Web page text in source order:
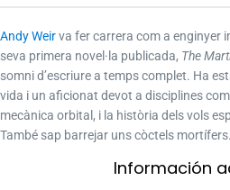
Andy Weirva fer carrera com a enginyer
seva primera novel·la publicada, The
somni d’escriure a temps complet. Ha
vida i un aficionat devot a disciplines
mecànica orbital, i la història dels vols
També sap barrejar uns còctels
Información